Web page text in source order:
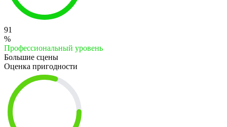
91
%
Профессиональный уровень
Большие сцены
Оценка пригодности